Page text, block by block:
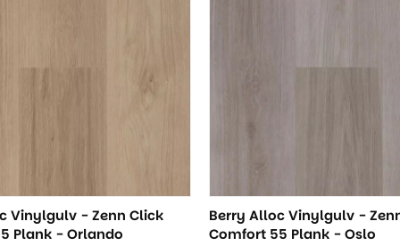
Vinylgulv - Zenn Click
Plank - Orlando
Berry Alloc Vinylgulv -
Comfort 55 Plank - Oslo